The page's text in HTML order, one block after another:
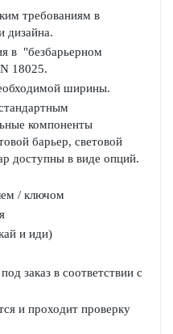
требованиям в
дизайна.
в "безбарьерном
18025.
ширины.
компоненты
барьер, световой
доступны в виде опций.
/ ключом
и иди)
заказ в соответствии с
и проходит проверку